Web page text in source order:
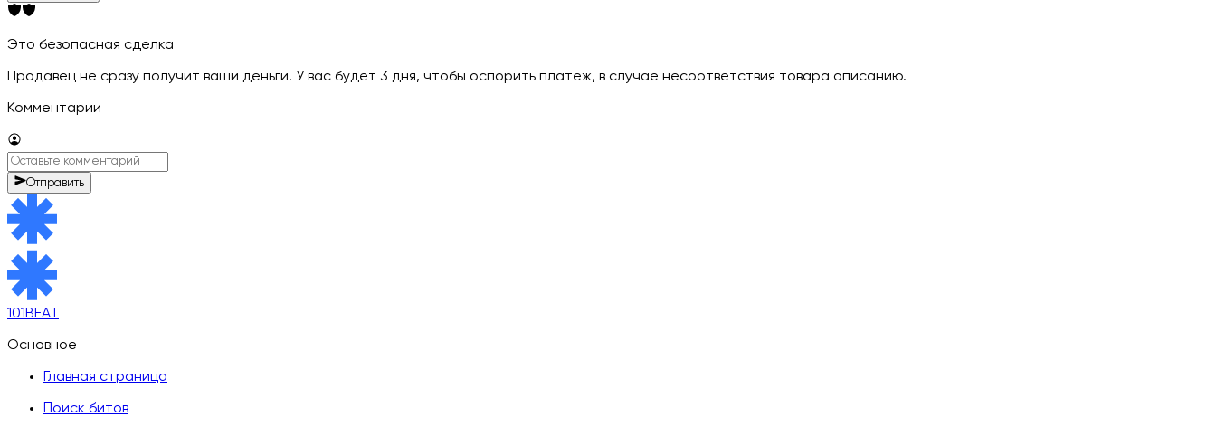
Это безопасная сделка
Продавец не сразу получит ваши деньги. У вас будет 3 дня, чтобы оспорить платеж, в случае несоответствия товара описанию.
Комментарии
Отправить
101BEAT
Основное
Главная страница
Поиск битов